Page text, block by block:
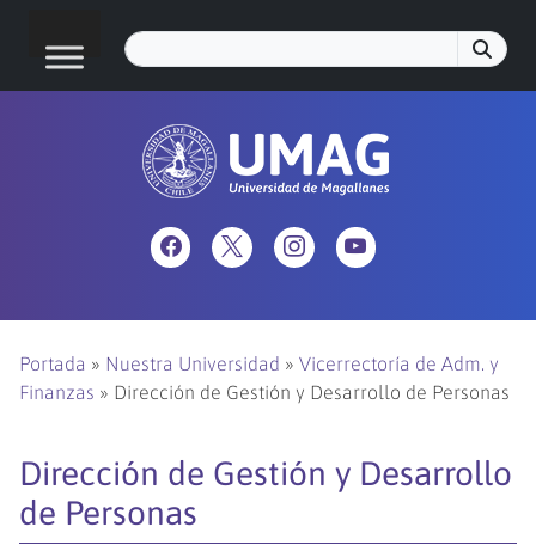
Portada » Nuestra Universidad »Vicerrectoría de Adm. y
Finanzas » Dirección de Gestión y Desarrollo de Personas
Dirección de Gestión y Desarrollo
de Personas